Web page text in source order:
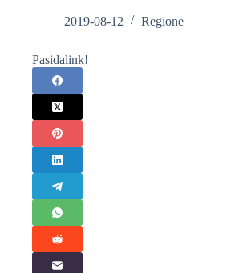
2019-08-12 Regione
Pasidalink!